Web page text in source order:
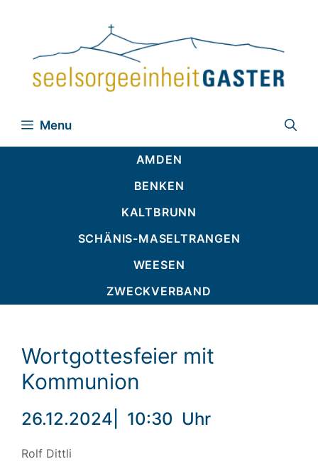
Menu
AMDEN
BENKEN
KALTBRUNN
SCHÄNIS-MASELTRANGEN
WEESEN
ZWECKVERBAND
Wortgottesfeier mit
Kommunion
26.12.2024 10:30 Uhr
Rolf Dittli